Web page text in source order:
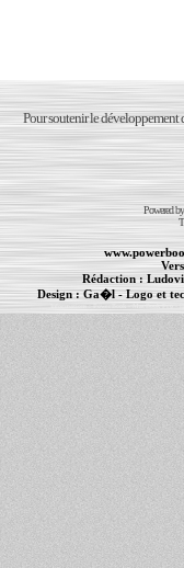
Pour soutenir le développement
Powered
Rédaction :
Design :Ga�l- Logo et
Informations :